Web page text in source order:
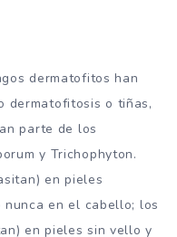
dermatofitos han
dermatofitosis o tiñas,
parte de los
y Trichophyton.
en pieles
nunca en el cabello; los
en pieles sin vello y